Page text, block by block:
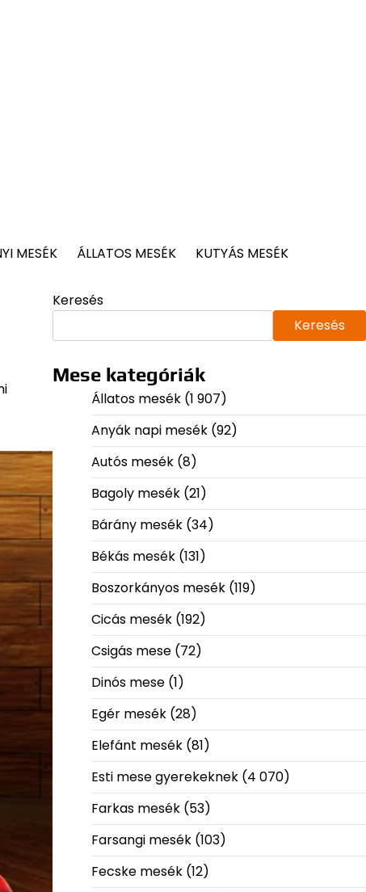
MESÉK ÁLLATOS MESÉK KUTYÁS MESÉK
Keresés
Keresés
Mese kategóriák
Állatos mesék(1 907)
Anyák napi mesék(92)
Autós mesék(8)
Bagoly mesék(21)
Bárány mesék(34)
Békás mesék(131)
Boszorkányos mesék(119)
Cicás mesék(192)
Csigás mese(72)
Dinós mese(1)
Egér mesék(28)
Elefánt mesék(81)
Esti mese gyerekeknek(4 070)
Farkas mesék(53)
Farsangi mesék(103)
Fecske mesék(12)